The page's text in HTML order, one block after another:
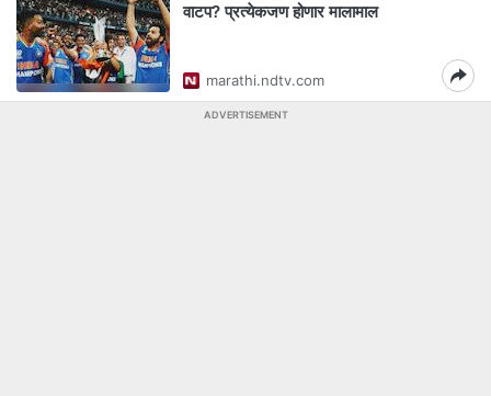
वाटप? प्रत्येकजण होणार मालामाल
marathi.ndtv.com
ADVERTISEMENT